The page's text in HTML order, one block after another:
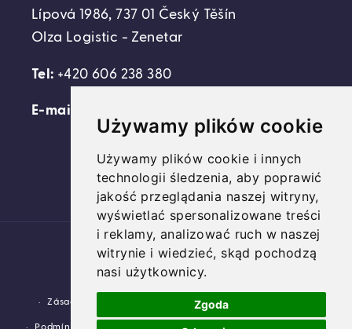
Używamy plików cookie
Używamy plików cookie i innych
technologii śledzenia, aby poprawić
jakość przeglądania naszej witryny,
wyświetlać spersonalizowane treści
i reklamy, analizować ruch w naszej
witrynie i wiedzieć, skąd pochodzą
nasi użytkownicy.
Zgoda
Lípová 1986, 737 01 Český Těšín
Olza Logistic - Zenetar
Tel: +420 606 238 380
E-mail:
FacebookInstagramYouTube
Platební
metody
Domovideni.cz Využívá Shopify.
Zásady ochrany osobních údajů Zásady vrácení peněz